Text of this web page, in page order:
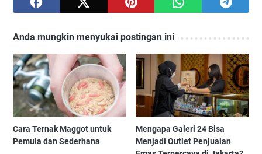
Anda mungkin menyukai postingan ini
Cara Ternak Maggot untuk
Pemula dan Sederhana
Mengapa Galeri 24 Bisa
Menjadi Outlet Penjualan